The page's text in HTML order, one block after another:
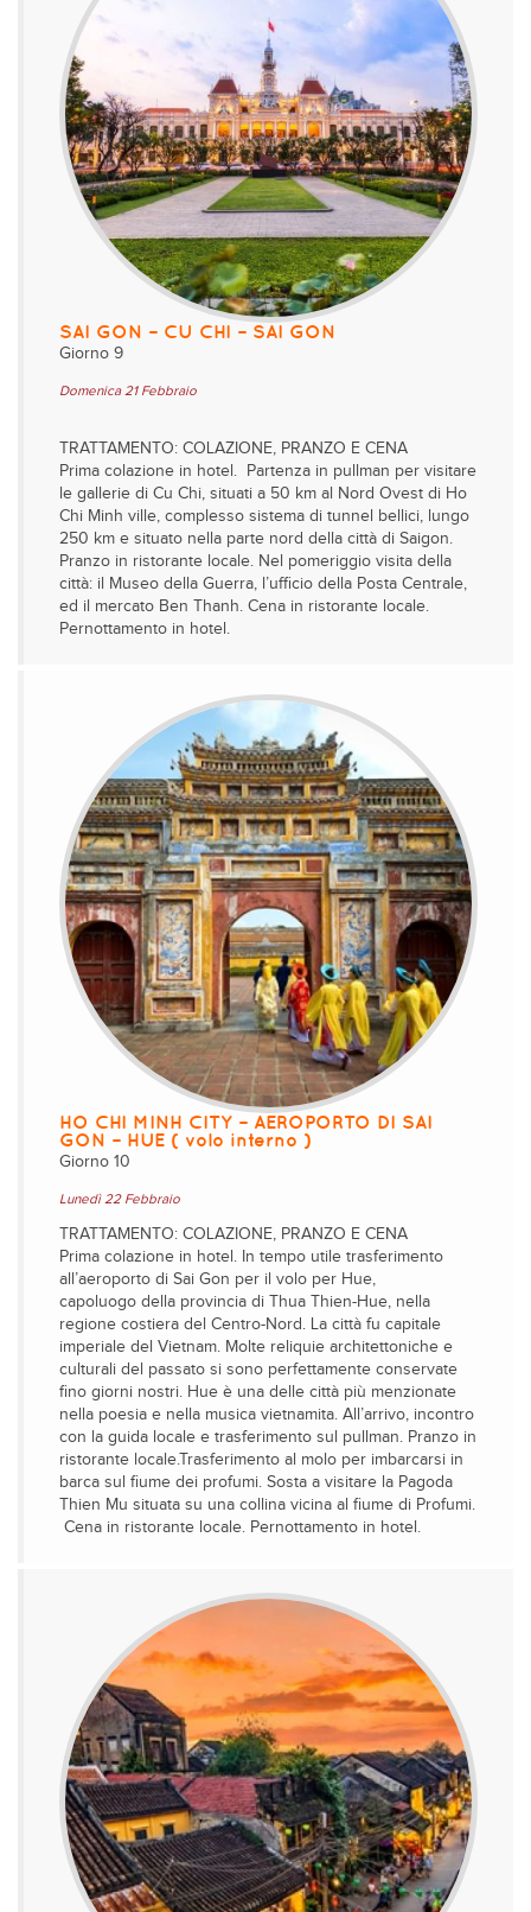
SAI GON – CU CHI – SAI GON
Giorno 9
Domenica 21 Febbraio
TRATTAMENTO: COLAZIONE, PRANZO E CENA
Prima colazione in hotel. Partenza in pullman per visitare
le gallerie di Cu Chi, situati a 50 km al Nord Ovest di Ho
Chi Minh ville, complesso sistema di tunnel bellici, lungo
250 km e situato nella parte nord della città di Saigon.
Pranzo in ristorante locale. Nel pomeriggio visita della
città: il Museo della Guerra, l’ufficio della Posta Centrale,
ed il mercato Ben Thanh. Cena in ristorante locale.
Pernottamento in hotel.
HO CHI MINH CITY – AEROPORTO DI SAI
GON – HUE ( volo interno )
Giorno 10
Lunedì 22 Febbraio
TRATTAMENTO: COLAZIONE, PRANZO E CENA
Prima colazione in hotel. In tempo utile trasferimento
all’aeroporto di Sai Gon per il volo per Hue,
capoluogo della provincia di Thua Thien-Hue, nella
regione costiera del Centro-Nord. La città fu capitale
imperiale del Vietnam. Molte reliquie architettoniche e
culturali del passato si sono perfettamente conservate
fino giorni nostri. Hue è una delle città più menzionate
nella poesia e nella musica vietnamita. All’arrivo, incontro
con la guida locale e trasferimento sul pullman. Pranzo in
ristorante locale.Trasferimento al molo per imbarcarsi in
barca sul fiume dei profumi. Sosta a visitare la Pagoda
Thien Mu situata su una collina vicina al fiume di Profumi.
Cena in ristorante locale. Pernottamento in hotel.